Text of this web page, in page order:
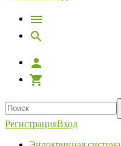
РегистрацияВход